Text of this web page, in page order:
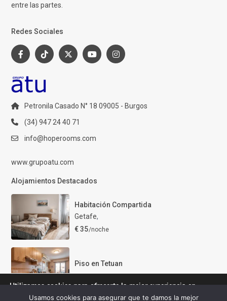
entre las partes.
Redes Sociales
Petronila Casado N° 18 09005 - Burgos
(34) 947 24 40 71
info@hoperooms.com
www.grupoatu.com
Alojamientos Destacados
Habitación Compartida
Getafe,
€ 35/noche
Piso en Tetuan
Utilizamos cookies para ofrecerte la mejor experiencia en
nuestra web.
Usamos cookies para asegurar que te damos la mejor